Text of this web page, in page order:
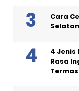
Cara
4 Jenis
Rasa